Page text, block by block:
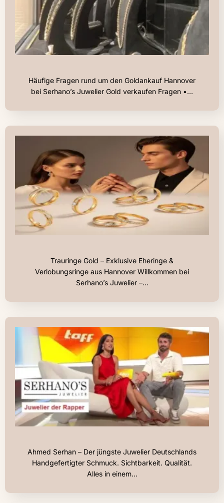
Häufige Fragen rund um den Goldankauf Hannover
bei Serhano’s Juwelier Gold verkaufen Fragen •…
Trauringe Gold – Exklusive Eheringe &
Verlobungsringe aus Hannover Willkommen bei
Serhano’s Juwelier –…
Ahmed Serhan – Der jüngste Juwelier Deutschlands
Handgefertigter Schmuck. Sichtbarkeit. Qualität.
Alles in einem…